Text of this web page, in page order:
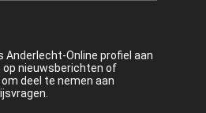
Anderlecht-Online profiel aan
op nieuwsberichten of
deel te nemen aan